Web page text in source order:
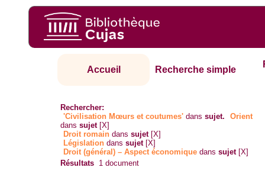
Accueil Recherche simple
Rechercher:
'Civilisation Mœurs et coutumes' danssujet.
Orient
danssujet [X]
Droit romain danssujet [X]
Législation danssujet [X]
Droit (général) – Aspect économique danssujet [X]
Résultats 1 document